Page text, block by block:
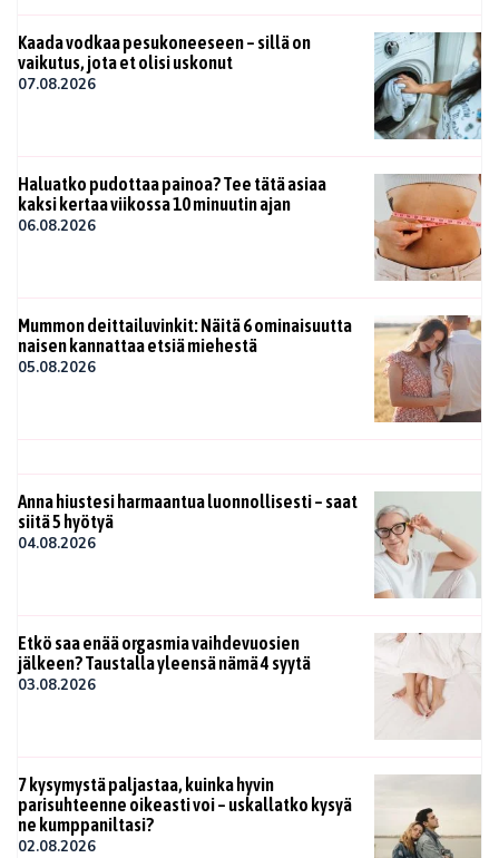
Kaada vodkaa pesukoneeseen – sillä on
vaikutus, jota et olisi uskonut
07.08.2026
Haluatko pudottaa painoa? Tee tätä asiaa
kaksi kertaa viikossa 10 minuutin ajan
06.08.2026
Mummon deittailuvinkit: Näitä 6 ominaisuutta
naisen kannattaa etsiä miehestä
05.08.2026
Anna hiustesi harmaantua luonnollisesti – saat
siitä 5 hyötyä
04.08.2026
Etkö saa enää orgasmia vaihdevuosien
jälkeen? Taustalla yleensä nämä 4 syytä
03.08.2026
7 kysymystä paljastaa, kuinka hyvin
parisuhteenne oikeasti voi – uskallatko kysyä
ne kumppaniltasi?
02.08.2026